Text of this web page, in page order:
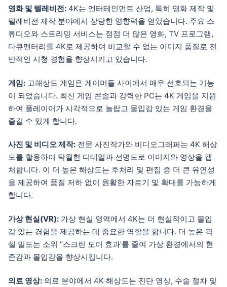
영화 및 텔레비전: 4K는 엔터테인먼트 산업, 특히 영화 제작 및
텔레비전 제작 분야에서 상당한 영향력을 얻었습니다. 주요 스
튜디오와 스트리밍 서비스는 점점 더 많은 영화, TV 프로그램,
다큐멘터리를 4K로 제공하여 비교할 수 없는 이미지 품질로 전
반적인 시청 경험을 향상시키고 있습니다.
게임: 고해상도 게임은 게이머들 사이에서 매우 선호되는 기능
이 되었습니다. 최신 게임 콘솔과 강력한 PC는 4K 게임을 지원
하여 플레이어가 시각적으로 놀랍고 몰입감 있는 게임 환경을
즐길 수 있게 합니다.
사진 및 비디오 제작: 전문 사진작가와 비디오그래퍼는 4K 해상
도를 활용하여 탁월한 디테일과 선명도로 이미지와 영상을 캡
처합니다. 이 더 높은 해상도는 후처리 및 편집 중 더 큰 유연성
을 제공하여 품질 저하 없이 원활한 자르기 및 확대를 가능하게
합니다.
가상 현실(VR): 가상 현실 영역에서 4K는 더 현실적이고 몰입
감 있는 경험을 제공하는 데 중요한 역할을 합니다. 더 높은 픽
셀 밀도는 소위 “스크린 도어 효과'를 줄여 가상 환경에서의 현
존감과 몰입감을 향상시킵니다.
의료 영상: 의료 분야에서 4K 해상도는 진단 영상, 수술 절차 및